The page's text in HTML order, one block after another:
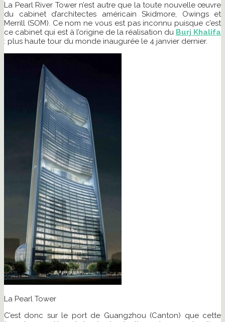
La Pearl River Tower n’est autre que la toute nouvelle œuvre
du cabinet d’architectes américain Skidmore, Owings et
Merrill (SOM). Ce nom ne vous est pas inconnu puisque c’est
ce cabinet qui est à l’origine de la réalisation du Burj Khalifa
: plus haute tour du monde inaugurée le 4 janvier dernier.
La Pearl Tower
C’est donc sur le port de Guangzhou (Canton) que cette